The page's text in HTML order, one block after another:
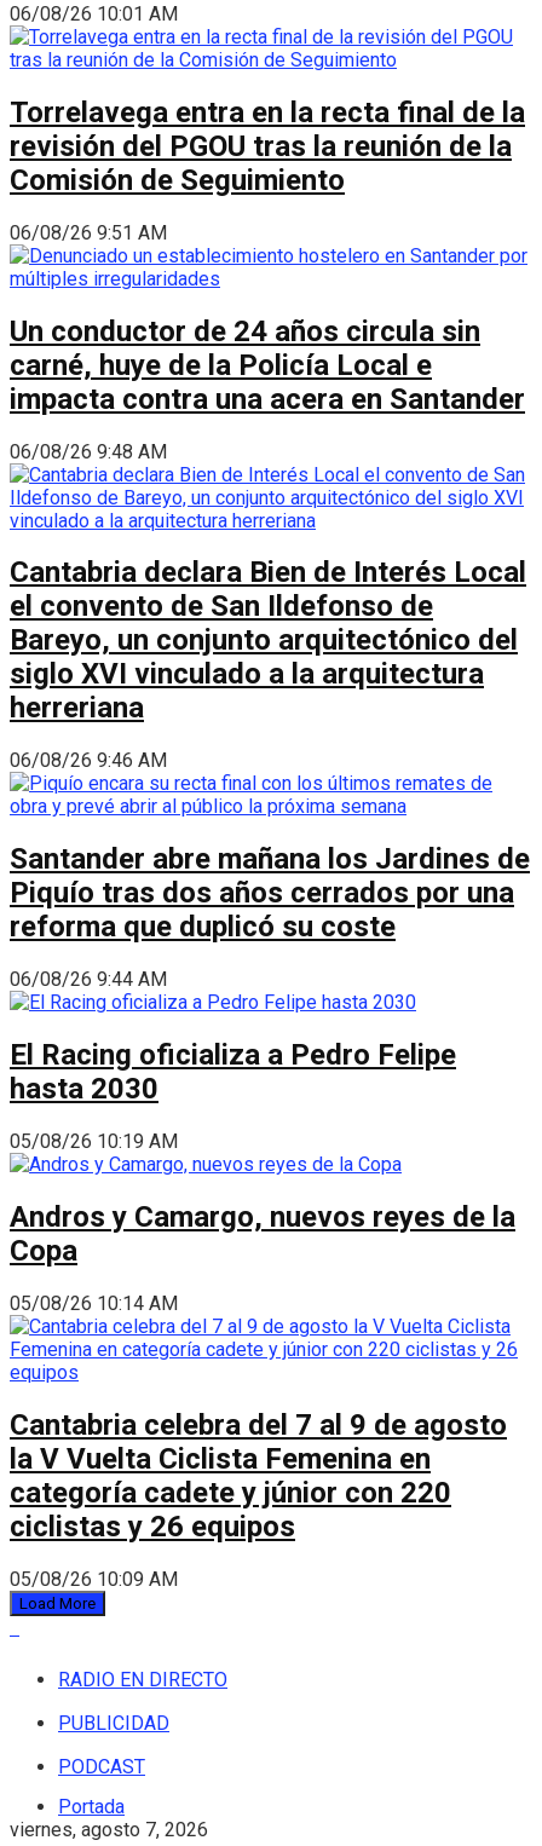
06/08/26 10:01 AM
Torrelavega entra en la recta final de la
revisión del PGOU tras la reunión de la
Comisión de Seguimiento
06/08/26 9:51 AM
Un conductor de 24 años circula sin
carné, huye de la Policía Local e
impacta contra una acera en Santander
06/08/26 9:48 AM
Cantabria declara Bien de Interés Local
el convento de San Ildefonso de
Bareyo, un conjunto arquitectónico del
siglo XVI vinculado a la arquitectura
herreriana
06/08/26 9:46 AM
Santander abre mañana los Jardines de
Piquío tras dos años cerrados por una
reforma que duplicó su coste
06/08/26 9:44 AM
El Racing oficializa a Pedro Felipe
hasta 2030
05/08/26 10:19 AM
Andros y Camargo, nuevos reyes de la
Copa
05/08/26 10:14 AM
Cantabria celebra del 7 al 9 de agosto
la V Vuelta Ciclista Femenina en
categoría cadete y júnior con 220
ciclistas y 26 equipos
05/08/26 10:09 AM
Load More
RADIO EN DIRECTO
PUBLICIDAD
PODCAST
viernes, agosto 7, 2026
Portada